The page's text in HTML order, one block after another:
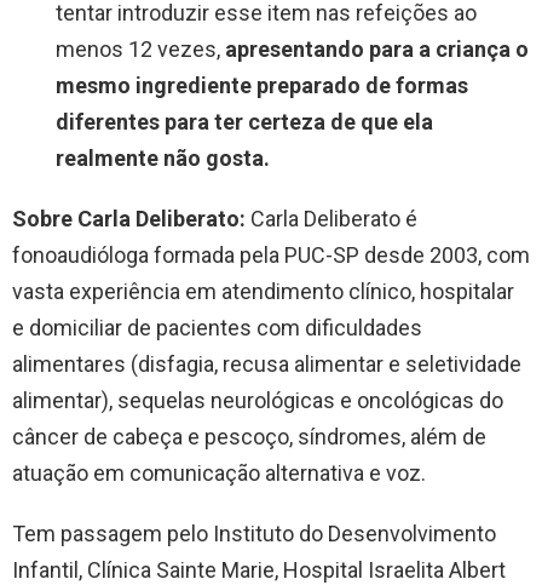
tentar introduzir esse item nas refeições ao
menos 12 vezes, apresentando para a criança o
mesmo ingrediente preparado de formas
diferentes para ter certeza de que ela
realmente não gosta.
Sobre Carla Deliberato: Carla Deliberato é
fonoaudióloga formada pela PUC-SP desde 2003, com
vasta experiência em atendimento clínico, hospitalar
e domiciliar de pacientes com dificuldades
alimentares (disfagia, recusa alimentar e seletividade
alimentar), sequelas neurológicas e oncológicas do
câncer de cabeça e pescoço, síndromes, além de
atuação em comunicação alternativa e voz.
Tem passagem pelo Instituto do Desenvolvimento
Infantil, Clínica Sainte Marie, Hospital Israelita Albert